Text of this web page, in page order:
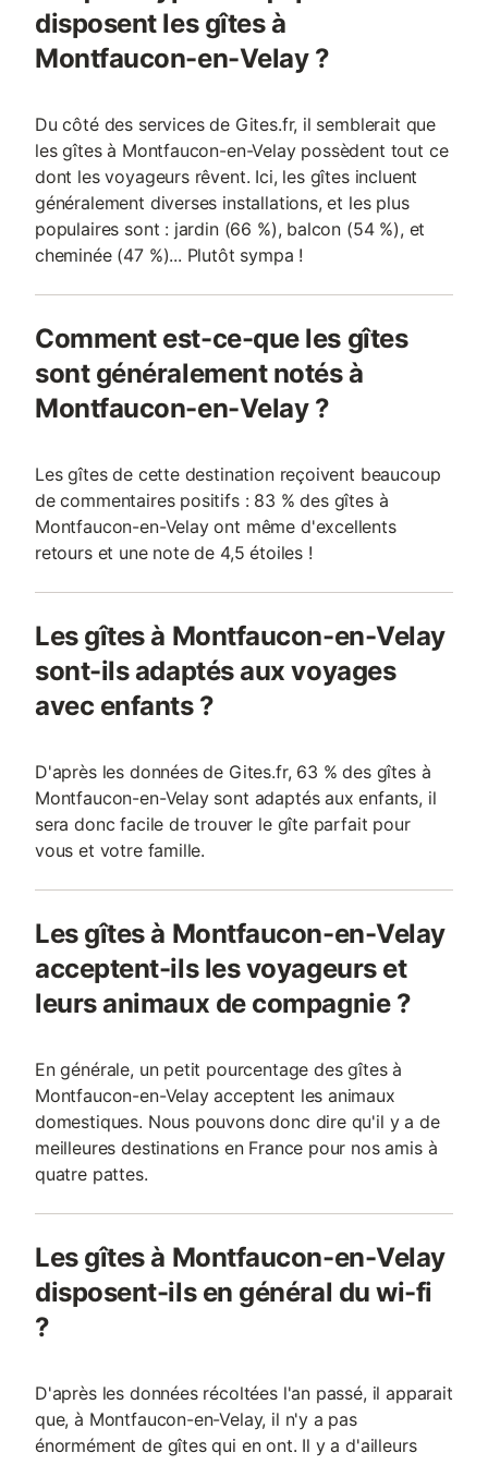
disposent les gîtes à
Montfaucon-en-Velay ?
Du côté des services de Gites.fr, il semblerait que
les gîtes à Montfaucon-en-Velay possèdent tout ce
dont les voyageurs rêvent. Ici, les gîtes incluent
généralement diverses installations, et les plus
populaires sont : jardin (66 %), balcon (54 %), et
cheminée (47 %)... Plutôt sympa !
Comment est-ce-que les gîtes
sont généralement notés à
Montfaucon-en-Velay ?
Les gîtes de cette destination reçoivent beaucoup
de commentaires positifs : 83 % des gîtes à
Montfaucon-en-Velay ont même d'excellents
retours et une note de 4,5 étoiles !
Les gîtes à Montfaucon-en-Velay
sont-ils adaptés aux voyages
avec enfants ?
D'après les données de Gites.fr, 63 % des gîtes à
Montfaucon-en-Velay sont adaptés aux enfants, il
sera donc facile de trouver le gîte parfait pour
vous et votre famille.
Les gîtes à Montfaucon-en-Velay
acceptent-ils les voyageurs et
leurs animaux de compagnie ?
En générale, un petit pourcentage des gîtes à
Montfaucon-en-Velay acceptent les animaux
domestiques. Nous pouvons donc dire qu'il y a de
meilleures destinations en France pour nos amis à
quatre pattes.
Les gîtes à Montfaucon-en-Velay
disposent-ils en général du wi-fi
?
D'après les données récoltées l'an passé, il apparait
que, à Montfaucon-en-Velay, il n'y a pas
énormément de gîtes qui en ont. Il y a d'ailleurs